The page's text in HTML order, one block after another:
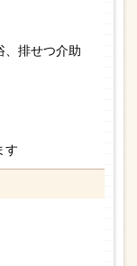
、排せつ介助
す